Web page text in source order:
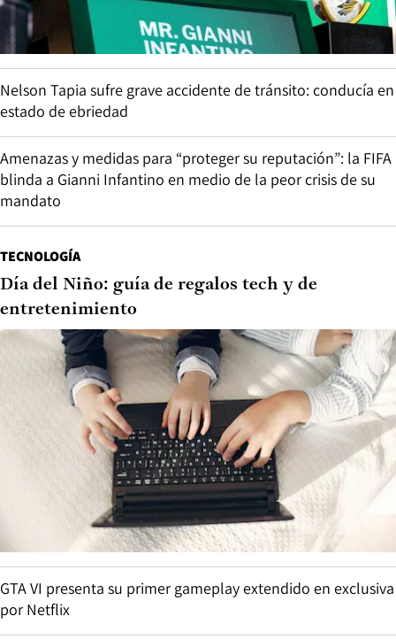
Nelson Tapia sufre grave accidente de tránsito: conducía en
estado de ebriedad
Amenazas y medidas para “proteger su reputación”: la FIFA
blinda a Gianni Infantino en medio de la peor crisis de su
mandato
TECNOLOGÍA
Día del Niño: guía de regalos tech y de
entretenimiento
GTA VI presenta su primer gameplay extendido en exclusiva
por Netflix